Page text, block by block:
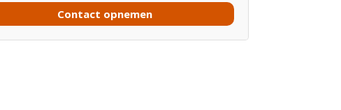
Contact opnemen